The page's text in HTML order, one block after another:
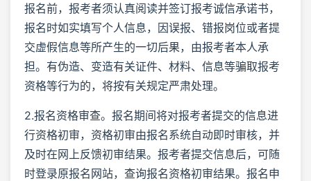
报名前，报考者须认真阅读并签订报考诚信承诺书，
报名时如实填写个人信息，因误报、错报岗位或者提
交虚假信息等所产生的一切后果，由报考者本人承
担。有伪造、变造有关证件、材料、信息等骗取报考
资格等行为的，将按有关规定严肃处理。
2.报名资格审查。报名期间将对报考者提交的信息进
行资格初审，资格初审由报名系统自动即时审核，并
及时在网上反馈初审结果。报考者提交信息后，可随
时登录原报名网站，查询报名资格初审结果。报名申